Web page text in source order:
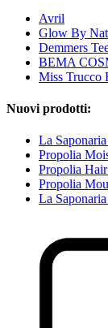
Avril
Glow By
Demmers
BEMA
Miss Trucco
Nuovi prodotti:
La
Propolia
Propolia
Propolia
La